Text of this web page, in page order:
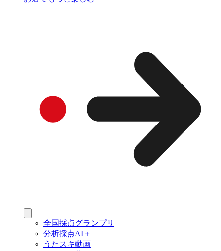
全国採点グランプリ
分析採点AI＋
うたスキ動画